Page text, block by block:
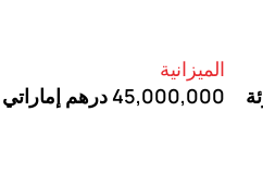
الميزانية
45,000,000 درهم إماراتي